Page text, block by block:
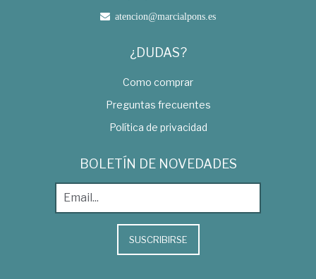
atencion@marcialpons.es
¿DUDAS?
Como comprar
Preguntas frecuentes
Política de privacidad
BOLETÍN DE NOVEDADES
SUSCRIBIRSE